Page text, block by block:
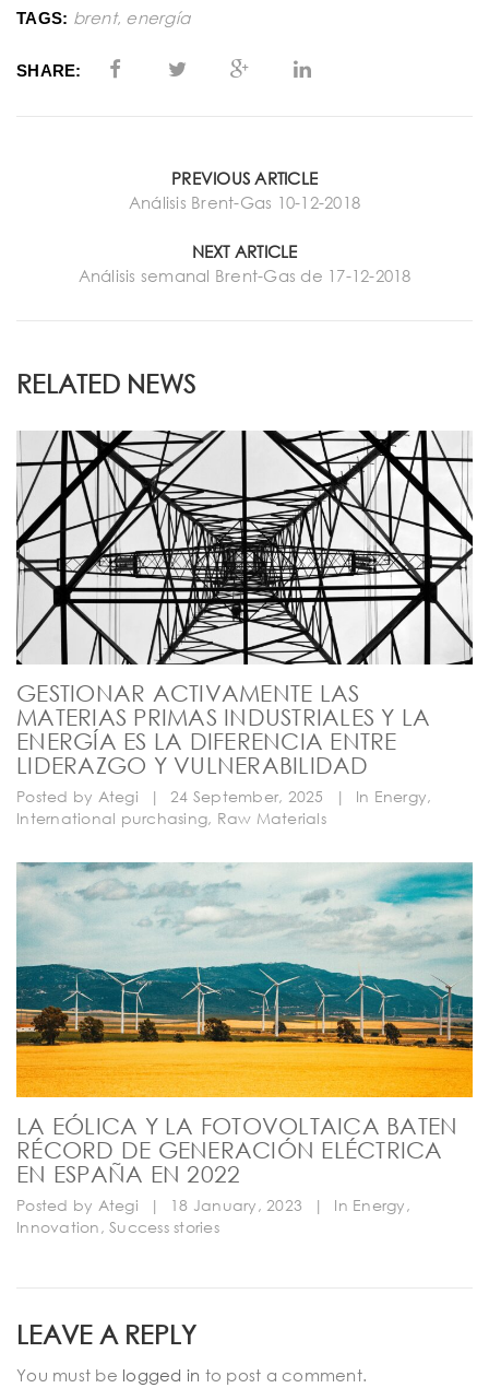
TAGS: brent, energía
SHARE:
PREVIOUS ARTICLE
Análisis Brent-Gas 10-12-2018
NEXT ARTICLE
Análisis semanal Brent-Gas de 17-12-2018
RELATED NEWS
GESTIONAR ACTIVAMENTE LAS
MATERIAS PRIMAS INDUSTRIALES Y LA
ENERGÍA ES LA DIFERENCIA ENTRE
LIDERAZGO Y VULNERABILIDAD
Posted by Ategi | 24 September, 2025 | In Energy,
International purchasing, Raw Materials
LA EÓLICA Y LA FOTOVOLTAICA BATEN
RÉCORD DE GENERACIÓN ELÉCTRICA
EN ESPAÑA EN 2022
Posted by Ategi | 18 January, 2023 | In Energy ,
Innovation , Success stories
LEAVE A REPLY
You must be logged in to post a comment.